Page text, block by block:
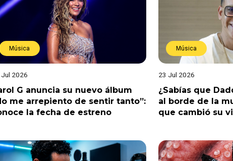
Música
2026
G anuncia su nuevo álbum
me arrepiento de sentir tanto”:
la fecha de estreno
Música
23 Jul 2026
¿Sabías que
al borde de la
que cambió su